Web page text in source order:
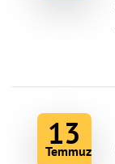
13
Temmuz